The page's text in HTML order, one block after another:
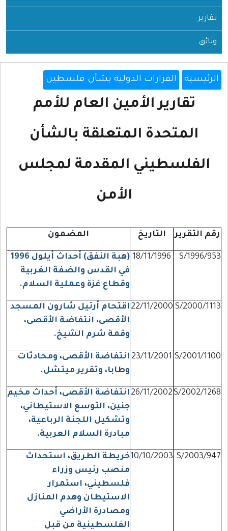
تقارير
وثائق
الرئيسية القرارات الدولية بشأن فلسطين
تقارير الأمين العام للأمم
المتحدة المتعلقة بالشأن
الفلسطيني المقدمة لمجلس
الأمن
رقم التقرير التاريخ المضمون
S/1996/953
18/11/1996
(هبة النفق) أحداث أيلول 1996
في القدس والضفة الغربية
وقطاع غزة وعملية السلام.
S/2000/1113
22/11/2000 اقتحام أرئيل شارون المسجد
الأقصى، انتفاضة الأقصى،
وقمة شرم الشيخ.
S/2001/1100
23/11/2001 انتفاضة الأقصى، ومحادثات
وطابا، وتقرير ميتشل.
S/2002/1268
26/11/2002 انتفاضة الأقصى، أحداث مخيم
جنين، التوسع الاستيطاني،
وتشكيل اللجنة الرباعية،
مبادرة السلام العربية.
S/2003/947
10/10/2003خريطة الطريق، استحداث
منصب رئيس وزراء
فلسطيني، استمرار
الاستيطان وهدم المنازل
ومصادرة الأراضي
الفلسطينية من قبل